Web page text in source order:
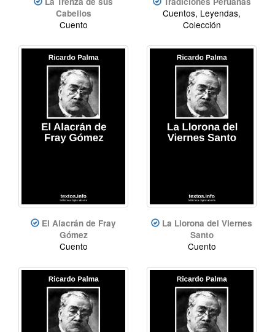
Cabellos
Cuento
Cuentos, Leyendas,
Colección
El Alacrán de Fray
Gómez
Cuento
La Llorona del Viernes
Santo
Cuento